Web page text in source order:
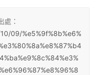
處：
09/%e5%9f%8b%e6%